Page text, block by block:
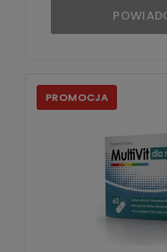
PROMOCJA